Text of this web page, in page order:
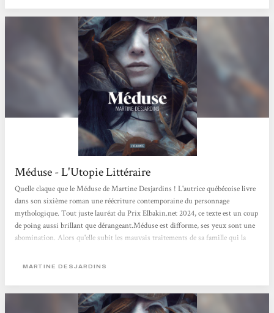
Méduse - L'Utopie Littéraire
Quelle claque que le Méduse de Martine Desjardins ! L'autrice québécoise livre
dans son sixième roman une réécriture contemporaine du personnage
mythologique. Tout juste lauréat du Prix Elbakin.net 2024, ce texte est un coup
de poing aussi brillant que dérangeant.Méduse est difforme, ses yeux sont une
abomination. Alors qu'elle subit les mauvais traitements de sa famille qui la
par être abandonnée par ses parents dans un institut isolé...Méduse interroge la
MARTINE DESJARDINS